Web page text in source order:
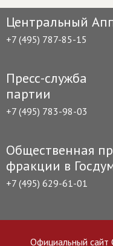
Центральный
+7 (495) 787-85-15
Пресс-служба
партии
+7 (495) 783-98-03
Общественная
фракции в
+7 (495) 629-61-01
Официальный сайт